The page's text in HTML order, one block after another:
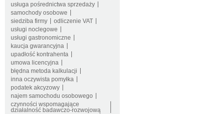
usługa pośrednictwa sprzedaży
samochody osobowe
siedziba firmy
odliczenie VAT
usługi noclegowe
usługi gastronomiczne
kaucja gwarancyjna
upadłość kontrahenta
umowa licencyjna
błędna metoda kalkulacji
inna oczywista pomyłka
podatek akcyzowy
najem samochodu osobowego
czynności wspomagające
działalność badawczo-rozwojową